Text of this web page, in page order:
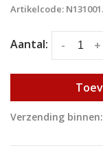
Artikelcode:
Aantal: +
-
Verzending